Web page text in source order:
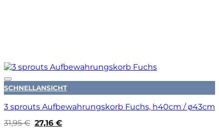
Auf die Wunschliste
SCHNELLANSICHT
3 sprouts Aufbewahrungskorb Fuchs, h40cm / ø43cm
31,95€ Ursprünglicher
27,16 €Aktueller